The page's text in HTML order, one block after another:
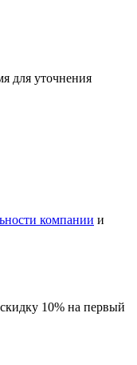
для уточнения
компании и
10% на первый